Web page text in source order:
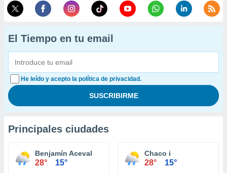
El Tiempo en tu email
He leído y acepto la política de privacidad.
Principales ciudades
Benjamín Aceval
28° 15°
Chaco i
28° 15°